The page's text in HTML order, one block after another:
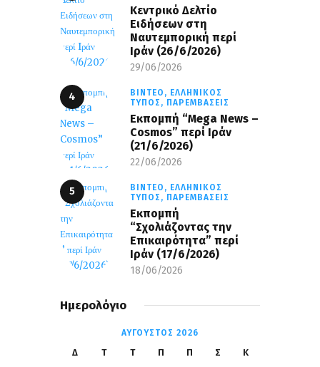
Κεντρικό Δελτίο
Ειδήσεων στη
Ναυτεμπορική περί
Iράν (26/6/2026)
29/06/2026
ΒΊΝΤΕΟ, ΕΛΛΗΝΙΚΌΣ
ΤΎΠΟΣ, ΠΑΡΕΜΒΆΣΕΙΣ
Eκπομπή “Mega News –
Cosmos” περί Ιράν
(21/6/2026)
22/06/2026
ΒΊΝΤΕΟ, ΕΛΛΗΝΙΚΌΣ
ΤΎΠΟΣ, ΠΑΡΕΜΒΆΣΕΙΣ
Εκπομπή
“Σχολιάζοντας την
Επικαιρότητα” περί
Ιράν (17/6/2026)
18/06/2026
Ημερολόγιο
ΑΎΓΟΥΣΤΟΣ 2026
Δ Τ Τ Π Π Σ Κ